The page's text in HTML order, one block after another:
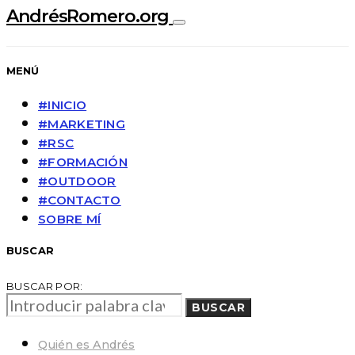
AndrésRomero.org
MENÚ
#INICIO
#MARKETING
#RSC
#FORMACIÓN
#OUTDOOR
#CONTACTO
SOBRE MÍ
BUSCAR
BUSCAR POR:
BUSCAR
Quién es Andrés